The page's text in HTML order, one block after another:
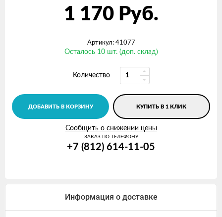
1 170 Руб.
Артикул: 41077
Осталось 10 шт. (доп. склад)
Количество
ДОБАВИТЬ В КОРЗИНУ КУПИТЬ В 1 КЛИК
Сообщить о снижении цены
ЗАКАЗ ПО ТЕЛЕФОНУ
+7 (812) 614-11-05
Информация о доставке